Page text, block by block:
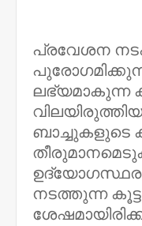
പ്രവേശന
ലഭ്യമാകുന്ന
ബാച്ചുകളുടെ
നടത്തുന്ന